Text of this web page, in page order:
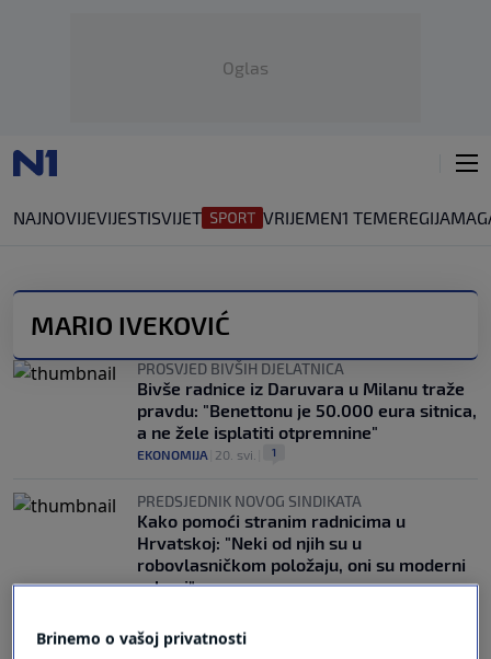
Oglas
NAJNOVIJEVIJESTISVIJET VRIJEMEN1 TEMEREGIJA
MARIO IVEKOVIĆ
PROSVJED BIVŠIH DJELATNICA
Bivše radnice iz Daruvara u Milanu traže
pravdu: "Benettonu je 50.000 eura sitnica,
a ne žele isplatiti otpremnine"
EKONOMIJA 20. svi. 1
PREDSJEDNIK NOVOG SINDIKATA
Kako pomoći stranim radnicima u
Hrvatskoj: "Neki od njih su u
robovlasničkom položaju, oni su moderni
robovi"
Brinemo o vašoj privatnosti